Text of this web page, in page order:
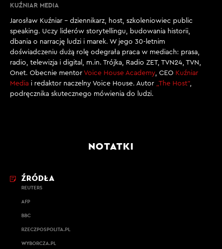
KUŹNIAR MEDIA
Jarosław Kuźniar – dziennikarz, host, szkoleniowiec public
speaking. Uczy liderów storytellingu, budowania historii,
dbania o narrację ludzi i marek. W jego 30-letnim
doświadczeniu dużą rolę odegrała praca w mediach: prasa,
radio, telewizja i digital, m.in. Trójka, Radio ZET, TVN24, TVN,
Onet. Obecnie mentor Voice House Academy, CEO Kuźniar
Media i redaktor naczelny Voice House. Autor „The Host”,
podręcznika skutecznego mówienia do ludzi.
NOTATKI
ŹRÓDŁA
REUTERS
AFP
BBC
RZECZPOSPOLITA.PL
WYBORCZA.PL